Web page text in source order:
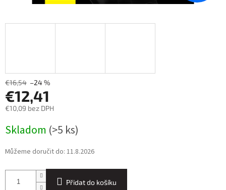
€16,54 –24 %
€12,41
€10,09 bez DPH
cena:
Skladom (>5 ks)
Můžeme doručit do: 11.8.2026
Přidat do košíku